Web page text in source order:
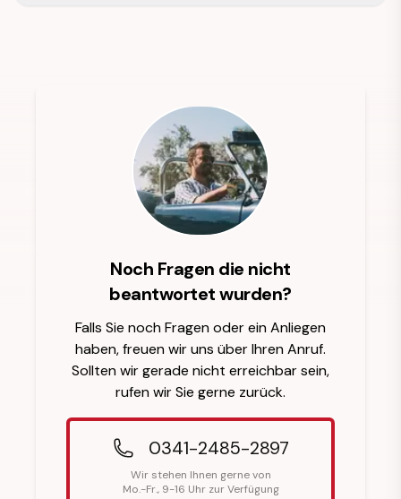
Noch Fragen die nicht
beantwortet wurden?
Falls Sie noch Fragen oder ein Anliegen
haben, freuen wir uns über Ihren Anruf.
Sollten wir gerade nicht erreichbar sein,
rufen wir Sie gerne zurück.
0341-2485-2897
Wir stehen Ihnen gerne von
Mo.-Fr., 9-16 Uhr zur Verfügung